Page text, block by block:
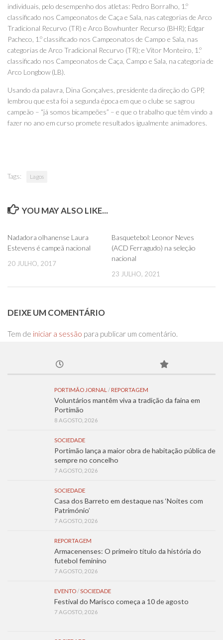
individuais, pelo desempenho dos atletas: Pedro Borralho, 1.º
classificado nos Campeonatos de Caça e Sala, nas categorias de Arco
Tradicional Recurvo (TR) e Arco Bowhunter Recurso (BHR); Edgar
Pacheco, 1.º classificado nos Campeonatos de Campo e Sala, nas
categorias de Arco Tradicional Recurvo (TR); e Vitor Monteiro, 1.º
classificado nos Campeonatos de Caça, Campo e Sala, na categoria de
Arco Longbow (LB).
Usando da palavra, Dina Gonçalves, presidente da direção do GPP,
lembrou que esta foi a segunda época em que o clube se sagrou
campeão – “já somos bicampeões” – e que o trabalho que têm vindo a
fazer no ano em curso promete resultados igualmente animadores.
Tags: Lagos
YOU MAY ALSO LIKE...
Nadadora olhanense Laura
Estevens é campeã nacional
20 JULHO, 2017
Basquetebol: Leonor Neves
(ACD Ferragudo) na seleção
nacional
23 JULHO, 2021
DEIXE UM COMENTÁRIO
Tem de iniciar a sessão para publicar um comentário.
PORTIMÃO JORNAL / REPORTAGEM
Voluntários mantêm viva a tradição da faina em
Portimão
8 AGOSTO, 2026
SOCIEDADE
Portimão lança a maior obra de habitação pública de
sempre no concelho
7 AGOSTO, 2026
SOCIEDADE
Casa dos Barreto em destaque nas ‘Noites com
Património’
7 AGOSTO, 2026
REPORTAGEM
Armacenenses: O primeiro título da história do
futebol feminino
7 AGOSTO, 2026
EVENTO/SOCIEDADE
Festival do Marisco começa a 10 de agosto
7 AGOSTO, 2026